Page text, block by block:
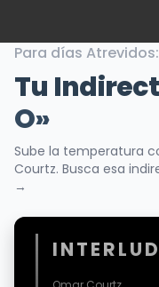
Para días Atrevidos:
Tu
O»
Sube la temperatura
Courtz. Busca esa
→
I N T E R L U